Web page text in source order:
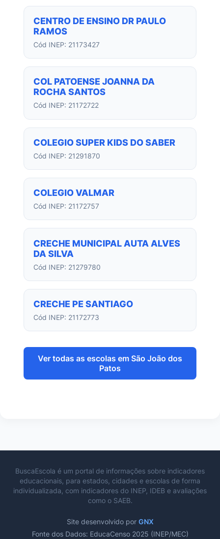
CENTRO DE ENSINO DR PAULO
RAMOS
Cód INEP: 21173427
COL PATOENSE JOANNA DA
ROCHA SANTOS
Cód INEP: 21172722
COLEGIO SUPER KIDS DO SABER
Cód INEP: 21291870
COLEGIO VALMAR
Cód INEP: 21172757
CRECHE MUNICIPAL AUTA ALVES
DA SILVA
Cód INEP: 21279780
CRECHE PE SANTIAGO
Cód INEP: 21172773
Ver todas as escolas em São João dos
Patos
BuscaEscola é um portal de informações sobre indicadores
educacionais, para estados, cidades e escolas de forma
individualizada, com indicadores do INEP, IDEB e avaliações
como o SAEB.
Site desenvolvido por GNX
Fonte dos Dados: EducaCenso 2025 (INEP/MEC)